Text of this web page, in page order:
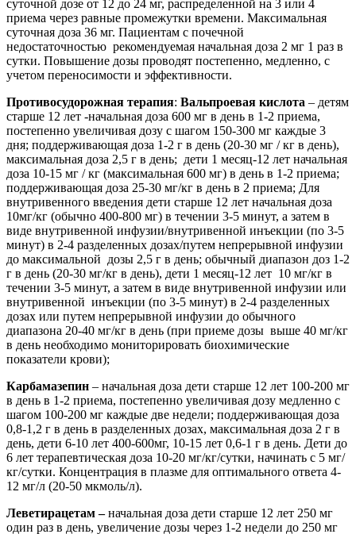
суточной дозе от 12 до 24 мг, распределенной на 3 или 4
приема через равные промежутки времени. Максимальная
суточная доза 36 мг. Пациентам с почечной
недостаточностью рекомендуемая начальная доза 2 мг 1 раз в
сутки. Повышение дозы проводят постепенно, медленно, с
учетом переносимости и эффективности.
Противосудорожная терапия: Вальпроевая кислота – детям
старше 12 лет -начальная доза 600 мг в день в 1-2 приема,
постепенно увеличивая дозу с шагом 150-300 мг каждые 3
дня; поддерживающая доза 1-2 г в день (20-30 мг / кг в день),
максимальная доза 2,5 г в день; дети 1 месяц-12 лет начальная
доза 10-15 мг / кг (максимальная 600 мг) в день в 1-2 приема;
поддерживающая доза 25-30 мг/кг в день в 2 приема; Для
внутривенного введения дети старше 12 лет начальная доза
10мг/кг (обычно 400-800 мг) в течении 3-5 минут, а затем в
виде внутривенной инфузии/внутривенной инъекции (по 3-5
минут) в 2-4 разделенных дозах/путем непрерывной инфузии
до максимальной дозы 2,5 г в день; обычный диапазон доз 1-2
г в день (20-30 мг/кг в день), дети 1 месяц-12 лет 10 мг/кг в
течении 3-5 минут, а затем в виде внутривенной инфузии или
внутривенной инъекции (по 3-5 минут) в 2-4 разделенных
дозах или путем непрерывной инфузии до обычного
диапазона 20-40 мг/кг в день (при приеме дозы выше 40 мг/кг
в день необходимо мониторировать биохимические
показатели крови);
Карбамазепин – начальная доза дети старше 12 лет 100-200 мг
в день в 1-2 приема, постепенно увеличивая дозу медленно с
шагом 100-200 мг каждые две недели; поддерживающая доза
0,8-1,2 г в день в разделенных дозах, максимальная доза 2 г в
день, дети 6-10 лет 400-600мг, 10-15 лет 0,6-1 г в день. Дети до
6 лет терапевтическая доза 10-20 мг/кг/сутки, начинать с 5 мг/
кг/сутки. Концентрация в плазме для оптимального ответа 4-
12 мг/л (20-50 мкмоль/л).
Леветирацетам –начальная доза дети старше 12 лет 250 мг
один раз в день, увеличение дозы через 1-2 недели до 250 мг